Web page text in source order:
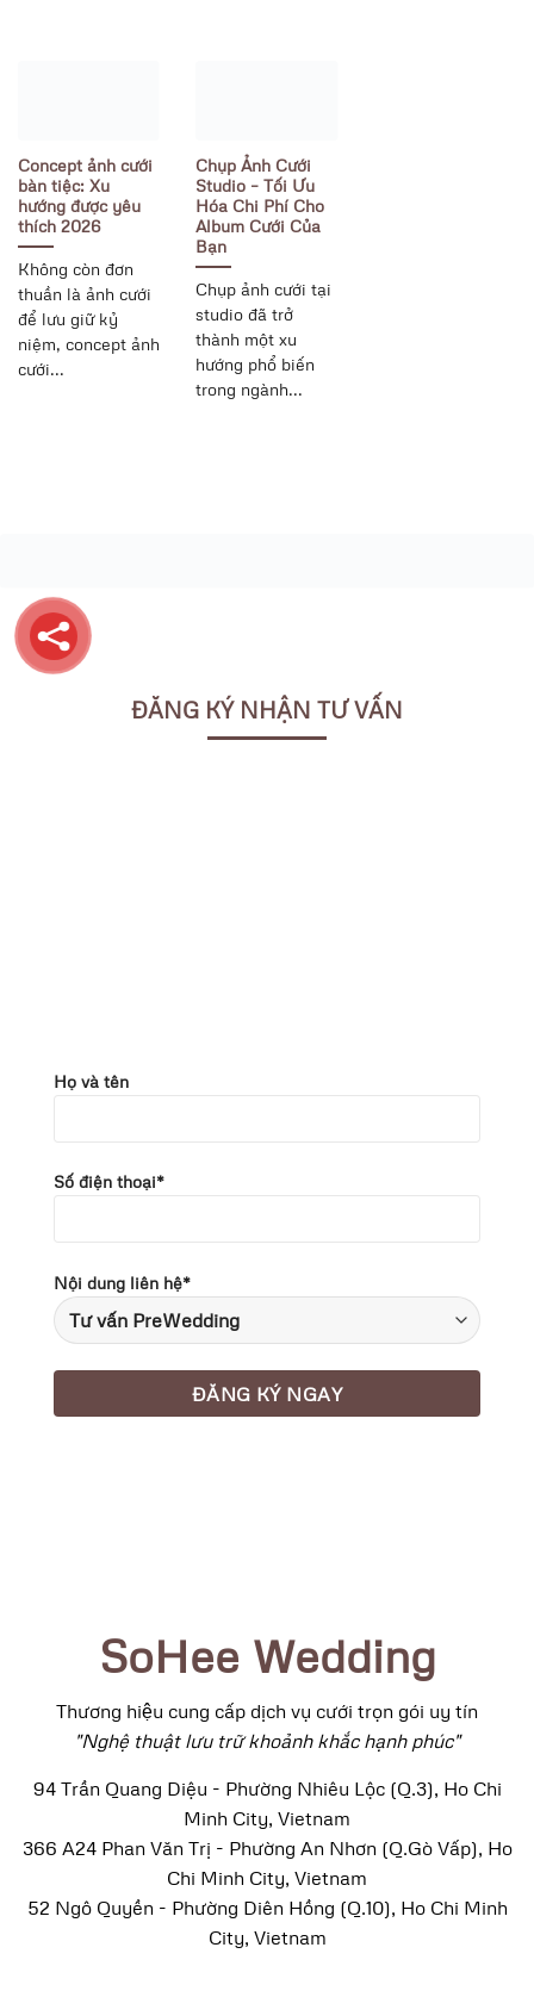
Concept ảnh cưới
bàn tiệc: Xu
hướng được yêu
thích 2026
Không còn đơn
thuần là ảnh cưới
để lưu giữ kỷ
niệm, concept ảnh
cưới...
Chụp Ảnh Cưới
Studio – Tối Ưu
Hóa Chi Phí Cho
Album Cưới Của
Bạn
Chụp ảnh cưới tại
studio đã trở
thành một xu
hướng phổ biến
trong ngành...
ĐĂNG KÝ NHẬN TƯ VẤN
Họ và tên
Số điện thoại*
Nội dung liên hệ*
SoHee Wedding
Thương hiệu cung cấp dịch vụ cưới trọn gói uy tín
"Nghệ thuật lưu trữ khoảnh khắc hạnh phúc"
94 Trần Quang Diệu - Phường Nhiêu Lộc (Q.3), Ho Chi
Minh City, Vietnam
366 A24 Phan Văn Trị - Phường An Nhơn (Q.Gò Vấp), Ho
Chi Minh City, Vietnam
52 Ngô Quyền - Phường Diên Hồng (Q.10), Ho Chi Minh
City, Vietnam